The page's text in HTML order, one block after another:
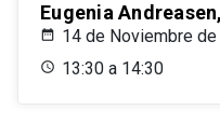
Eugenia
14 de Noviembre de
13:30 a 14:30